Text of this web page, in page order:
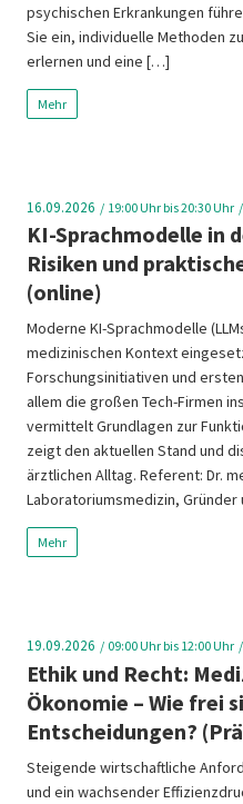
psychischen Erkrankungen
Sie ein, individuelle Methoden
erlernen und eine […]
Mehr
16.09.2026 19:00Uhr bis 20:30 Uhr
KI-Sprachmodelle in
Risiken und
(online)
Moderne KI-Sprachmodelle
medizinischen Kontext
Forschungsinitiativen und
allem die großen Tech-Firmen
vermittelt Grundlagen zur
zeigt den aktuellen Stand und
ärztlichen Alltag. Referent: Dr.
Laboratoriumsmedizin,
Mehr
19.09.2026 09:00Uhr bis 12:00 Uhr
Ethik und Recht:
Ökonomie – Wie frei
Entscheidungen?
Steigende wirtschaftliche
und ein wachsender